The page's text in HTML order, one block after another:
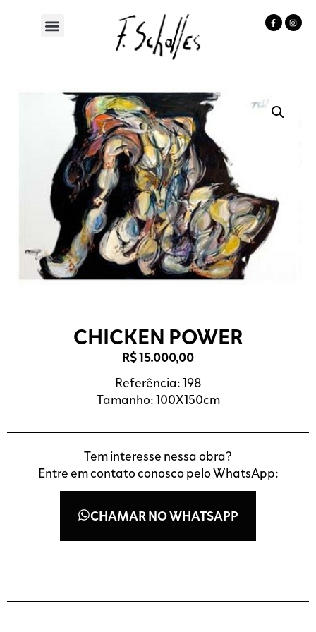
CHICKEN POWER
R$15.000,00
Referência: 198
Tamanho: 100X150cm
Tem interesse nessa obra?
Entre em contato conosco pelo WhatsApp:
CHAMAR NO WHATSAPP